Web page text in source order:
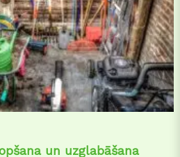
un uzglabāšana